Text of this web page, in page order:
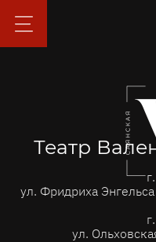
Театр
ул. Фридриха
ул.